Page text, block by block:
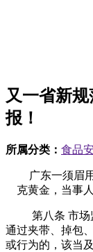
又一省新
报！
所属分类： 食品
广东一须眉用
克黄金，当事
第八条 市场监
通过夹带、掉包
或行为的，该当